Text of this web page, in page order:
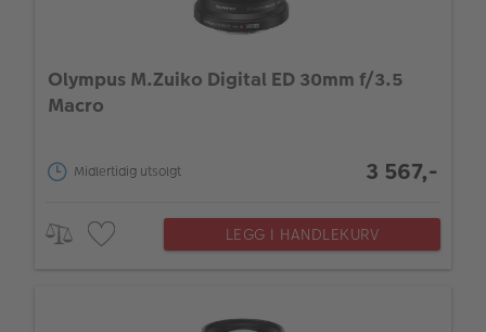
Olympus M.Zuiko Digital ED 30mm f/3.5
Macro
Midlertidig utsolgt 3 567,-
LEGG I HANDLEKURV